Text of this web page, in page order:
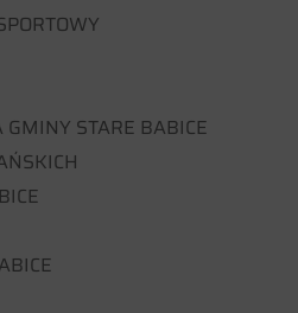
STARE BABICE